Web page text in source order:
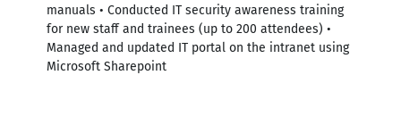
manuals • Conducted IT security awareness training
for new staff and trainees (up to 200 attendees) •
Managed and updated IT portal on the intranet using
Microsoft Sharepoint